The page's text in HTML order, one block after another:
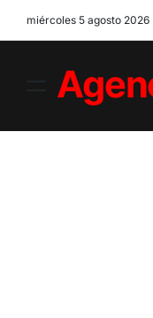
miércoles 5 agosto 2026
Menu
Agencia